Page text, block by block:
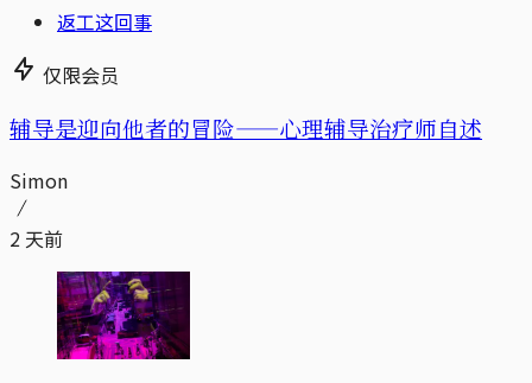
返工这回事
仅限会员
辅导是迎向他者的冒险——心理辅导治疗师自述
Simon
2 天前